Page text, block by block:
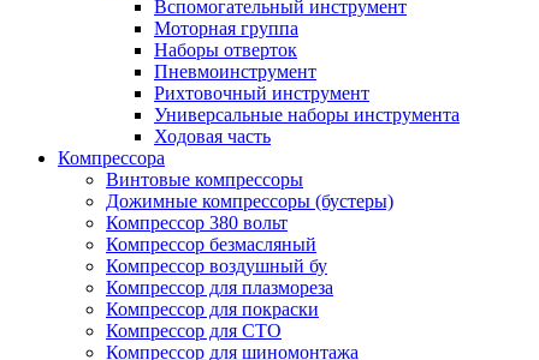
Вспомогательный инструмент
Моторная группа
Наборы отверток
Пневмоинструмент
Рихтовочный инструмент
Универсальные наборы инструмента
Ходовая часть
Компрессора
Винтовые компрессоры
Дожимные компрессоры (бустеры)
Компрессор 380 вольт
Компрессор безмасляный
Компрессор воздушный бу
Компрессор для плазмореза
Компрессор для покраски
Компрессор для СТО
Компрессор для шиномонтажа